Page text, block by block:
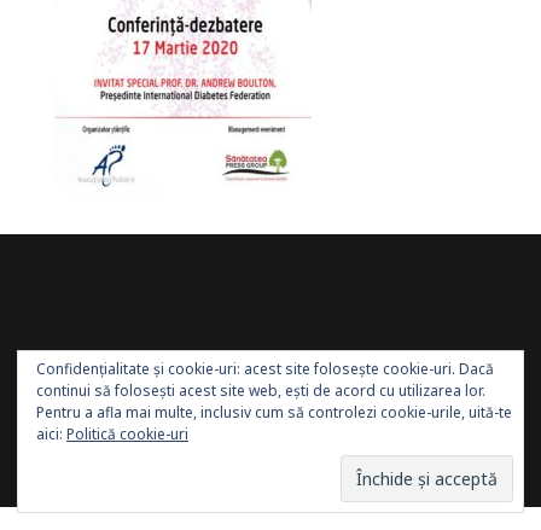
Site administrat de:
Confidențialitate și cookie-uri: acest site folosește cookie-uri. Dacă
continui să folosești acest site web, ești de acord cu utilizarea lor.
Pentru a afla mai multe, inclusiv cum să controlezi cookie-urile, uită-te
aici: Politică cookie-uri